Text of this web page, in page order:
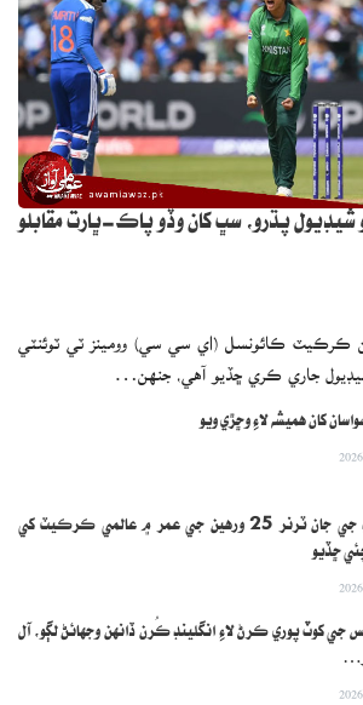
پڌرو، سڀ کان وڏو پاڪ-ڀارت مقابلو
ڪرڪيٽ ڪائونسل (اي سي سي) وومينز ٽي ٽوئنٽي
کان هميشه لاءِ وڇڙي ويو
انگلينڊ جي جان ٽرنر 25 ورهين جي عمر ۾ عالمي ڪرڪيٽ کي
ڇڏيو
جي کوٽ پوري ڪرڻ لاءِ انگلينڊ ڪُرن ڏانهن وجهائڻ لڳو، آل